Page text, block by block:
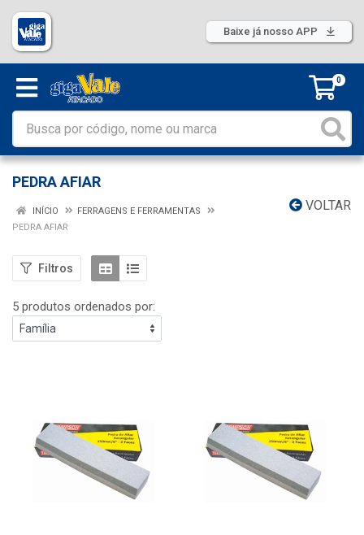
Baixe já nosso APP
0
PEDRA AFIAR
VOLTAR
INÍCIO
FERRAGENS E FERRAMENTAS
PEDRA AFIAR
Filtros
5 produtos ordenados por: